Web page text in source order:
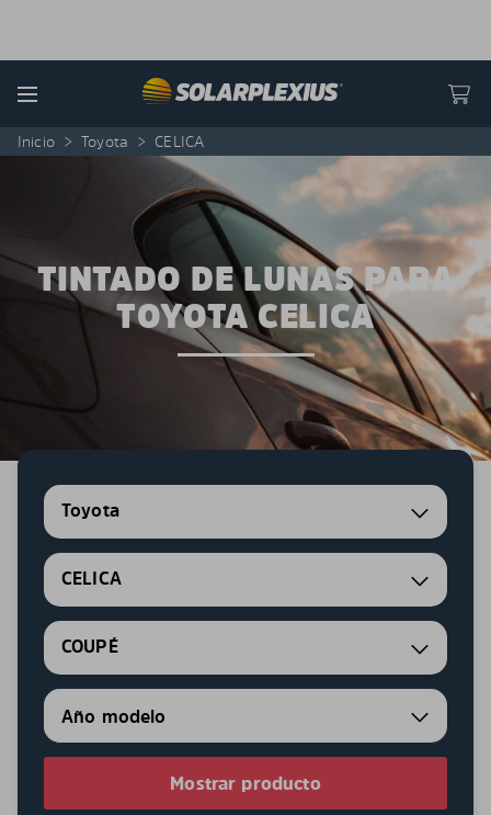
Menu
Inicio > Toyota > CELICA
TINTADO DE LUNAS PARA
TOYOTA CELICA
Toyota
CELICA
COUPÉ
Mostrar producto